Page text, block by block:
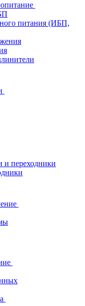
питания (ИБП,
и переходники